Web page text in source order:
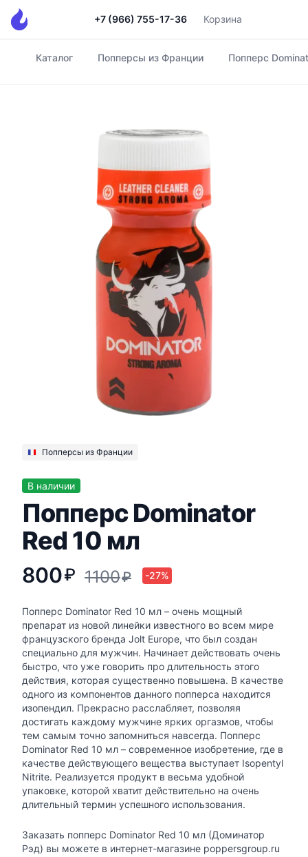
+7 (966) 755-17-36 Корзина
Главная
Каталог Попперсы из Франции Попперс
Попперсы из Франции
В наличии
Попперс Dominator
Red 10 мл
800₽ 1100₽ -27%
Попперс Dominator Red 10 мл – очень мощный
препарат из новой линейки известного во всем мире
французского бренда Jolt Europe, что был создан
специально для мужчин. Начинает действовать очень
быстро, что уже говорить про длительность этого
действия, которая существенно повышена. В качестве
одного из компонентов данного попперса находится
изопендил. Прекрасно расслабляет, позволяя
достигать каждому мужчине ярких оргазмов, чтобы
тем самым точно запомниться навсегда. Попперс
Dominator Red 10 мл – современное изобретение, где в
качестве действующего вещества выступает Isopentyl
Nitrite. Реализуется продукт в весьма удобной
упаковке, которой хватит действительно на очень
длительный термин успешного использования.
Заказать попперс Dominator Red 10 мл (Доминатор
Рэд) вы можете в интернет-магазине poppersgroup.ru